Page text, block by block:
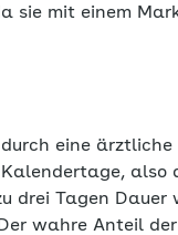
sie mit einem
eine
also
drei Tagen
wahre Anteil